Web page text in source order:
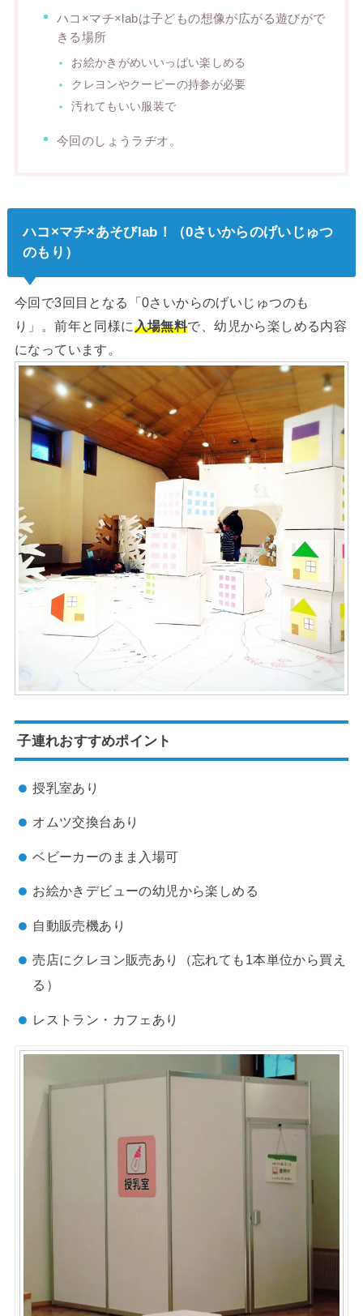
ハコ×マチ×labは子どもの想像が広がる遊びがで
きる場所
お絵かきがめいいっぱい楽しめる
クレヨンやクーピーの持参が必要
汚れてもいい服装で
今回のしょうラヂオ。
ハコ×マチ×あそびlab！（0さいからのげいじゅつ
のもり）
今回で3回目となる「0さいからのげいじゅつのも
り」。前年と同様に入場無料で、幼児から楽しめる内容
になっています。
子連れおすすめポイント
授乳室あり
オムツ交換台あり
ベビーカーのまま入場可
お絵かきデビューの幼児から楽しめる
自動販売機あり
売店にクレヨン販売あり（忘れても1本単位から買え
る）
レストラン・カフェあり